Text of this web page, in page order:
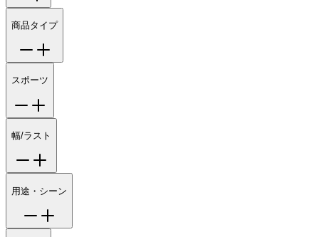
商品タイプ
スポーツ
幅/ラスト
用途・シーン